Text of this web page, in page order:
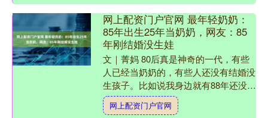
网上配资门户官网 最年轻奶奶：
85年出生25年当奶奶，网友：85
年刚结婚没生娃
文｜菁妈 80后真是神奇的一代，有些
人已经当奶奶的，有些人还没有结婚没
生孩子。比如说我身边就有88年还没有
结婚没生孩子的女性朋友。 还有一些
却已经做了奶奶，可能....
网上配资门户官网